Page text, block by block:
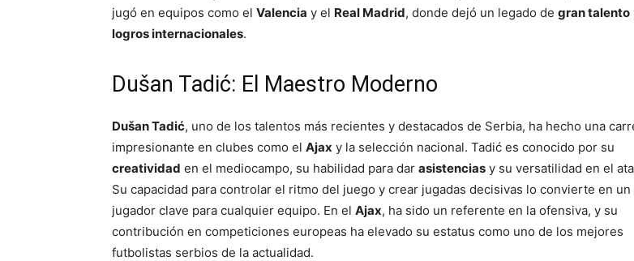
jugó en equipos como el Valencia y el Real Madrid, donde dejó un legado de gran talento
logros internacionales.
Dušan Tadić: El Maestro Moderno
Dušan Tadić, uno de los talentos más recientes y destacados de Serbia, ha hecho una
impresionante en clubes como el Ajax y la selección nacional. Tadić es conocido por su
creatividad en el mediocampo, su habilidad para dar asistencias y su versatilidad en el
Su capacidad para controlar el ritmo del juego y crear jugadas decisivas lo convierte en un
jugador clave para cualquier equipo. En el Ajax, ha sido un referente en la ofensiva, y su
contribución en competiciones europeas ha elevado su estatus como uno de los mejores
futbolistas serbios de la actualidad.